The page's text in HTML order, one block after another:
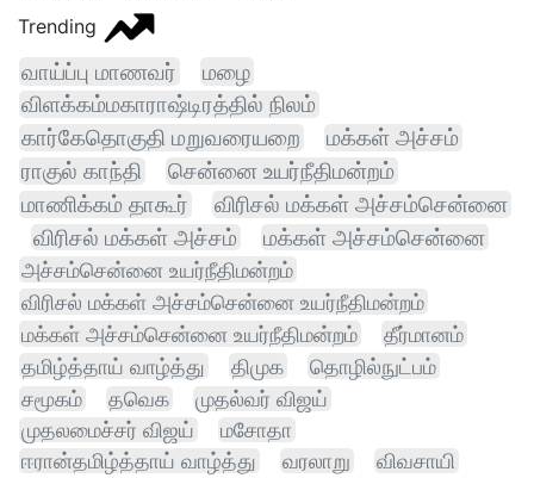
Trending
வாய்ப்பு மாணவர் மழை
விளக்கம்மகாராஷ்டிரத்தில் நிலம்
கார்கேதொகுதி மறுவரையறை
மக்கள் அச்சம்
ராகுல் காந்தி
சென்னை உயர்நீதிமன்றம்
மாணிக்கம் தாகூர்
விரிசல் மக்கள் அச்சம்சென்னை
விரிசல் மக்கள் அச்சம்
மக்கள் அச்சம்சென்னை
அச்சம்சென்னை உயர்நீதிமன்றம்
விரிசல் மக்கள் அச்சம்சென்னை உயர்நீதிமன்றம்
மக்கள் அச்சம்சென்னை உயர்நீதிமன்றம்
தீர்மானம்
தமிழ்த்தாய் வாழ்த்து
திமுக தொழில்நுட்பம்
சமூகம் தவெக
முதல்வர் விஜய்
முதலமைச்சர் விஜய்
மசோதா
ஈரான்தமிழ்த்தாய் வாழ்த்து
வரலாறு
விவசாயி